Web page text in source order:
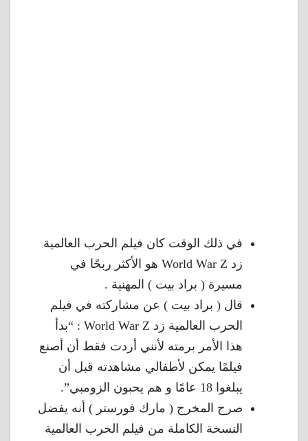
في ذلك الوقت كان فيلم الحرب العالمية
زد World War Z هو الأكثر ربحًا في
مسيرة ( براد بيت ) المهنية .
قال ( براد بيت ) عن مشاركته في فيلم
الحرب العالمية زد World War Z : “بدأ
هذا الأمر برمته لأنني أردت فقط أن أصنع
فيلمًا يمكن لأطفالي مشاهدته قبل أن
يبلغوا 18 عامًا و هم يحبون الزومبي”.
صرح المخرج ( مارك فورستر ) أنه يفضل
النسخة الكاملة من فيلم الحرب العالمية